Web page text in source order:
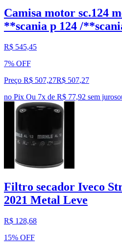
Camisa motor sc.124
**scania p 124 /
R$ 545,45
7% OFF
Preço R$ 507,27R$ 507,27
no Pix Ou 7x de R$ 77,92 sem juros
Filtro secador Iveco
2021 Metal Leve
R$ 128,68
15% OFF